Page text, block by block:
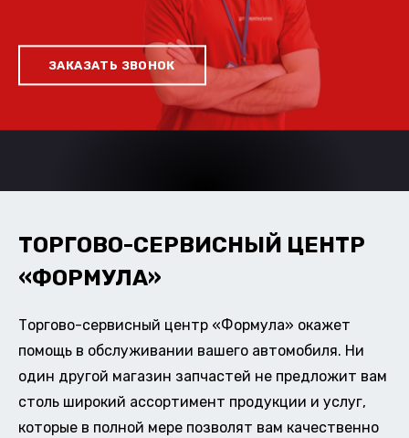
ЗАКАЗАТЬ ЗВОНОК
ТОРГОВО-СЕРВИСНЫЙ ЦЕНТР
«ФОРМУЛА»
Торгово-сервисный центр «Формула» окажет
помощь в обслуживании вашего автомобиля. Ни
один другой магазин запчастей не предложит вам
столь широкий ассортимент продукции и услуг,
которые в полной мере позволят вам качественно